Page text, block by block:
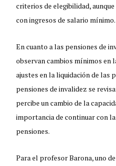
criterios de elegibilidad,
con ingresos de salario mínimo.
En cuanto a las pensiones de
observan cambios mínimos en
ajustes en la liquidación de las
pensiones de invalidez se
percibe un cambio de la
importancia de continuar con
pensiones.
Para el profesor Barona, uno